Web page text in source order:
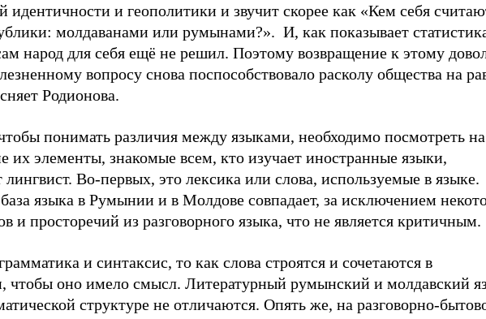
идентичности и геополитики и звучит скорее как «Кем себя
молдаванами или румынами?». И, как показывает
народ для себя ещё не решил. Поэтому возвращение к этому
вопросу снова поспособствовало расколу общества на
Родионова.
понимать различия между языками, необходимо посмотреть на
их элементы, знакомые всем, кто изучает иностранные языки,
лингвист. Во-первых, это лексика или слова, используемые в языке.
языка в Румынии и в Молдове совпадает, за исключением
и просторечий из разговорного языка, что не является критичным.
и синтаксис, то как слова строятся и сочетаются в
чтобы оно имело смысл. Литературный румынский и молдавский
структуре не отличаются. Опять же, на разговорно-